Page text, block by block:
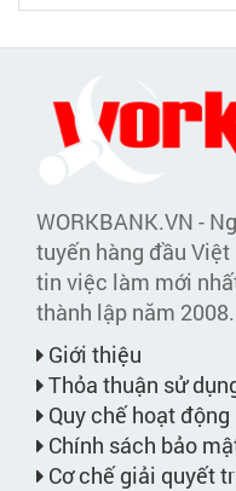
WORKBANK.VN -
tuyến hàng đầu
tin việc làm mới
thành lập năm 2008.
Giới thiệu
Thỏa thuận sử
Quy chế hoạt động
Chính sách bảo
Cơ chế giải quyết